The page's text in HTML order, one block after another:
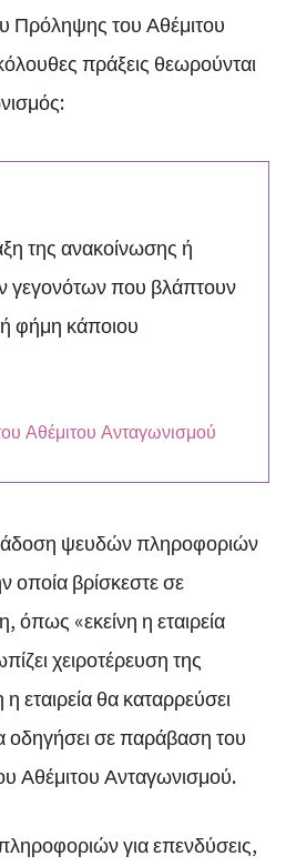
Πρόληψης του Αθέμιτου
πράξεις θεωρούνται
της ανακοίνωσης ή
γεγονότων που βλάπτουν
φήμη κάποιου
Αθέμιτου Ανταγωνισμού
ψευδών πληροφοριών
οποία βρίσκεστε σε
όπως «εκείνη η εταιρεία
χειροτέρευση της
εταιρεία θα καταρρεύσει
οδηγήσει σε παράβαση του
Αθέμιτου Ανταγωνισμού.
για επενδύσεις,